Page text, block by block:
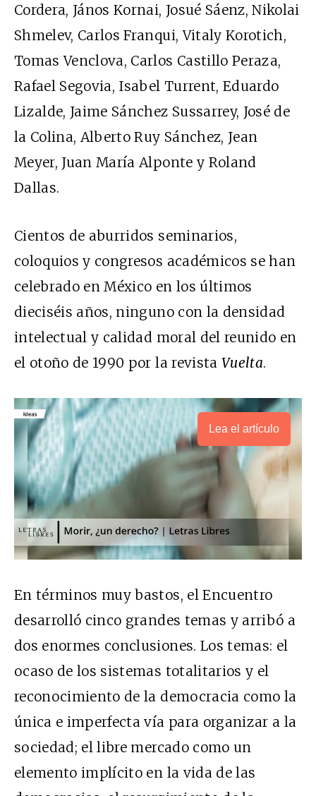
Cordera, János Kornai, Josué Sáenz, Nikolai
Shmelev, Carlos Franqui, Vitaly Korotich,
Tomas Venclova, Carlos Castillo Peraza,
Rafael Segovia, Isabel Turrent, Eduardo
Lizalde, Jaime Sánchez Sussarrey, José de
la Colina, Alberto Ruy Sánchez, Jean
Meyer, Juan María Alponte y Roland
Dallas.
Cientos de aburridos seminarios,
coloquios y congresos académicos se han
celebrado en México en los últimos
dieciséis años, ninguno con la densidad
intelectual y calidad moral del reunido en
el otoño de 1990 por la revista Vuelta.
Lea el artículo
En términos muy bastos, el Encuentro
desarrolló cinco grandes temas y arribó a
dos enormes conclusiones. Los temas: el
ocaso de los sistemas totalitarios y el
reconocimiento de la democracia como la
única e imperfecta vía para organizar a la
sociedad; el libre mercado como un
elemento implícito en la vida de las